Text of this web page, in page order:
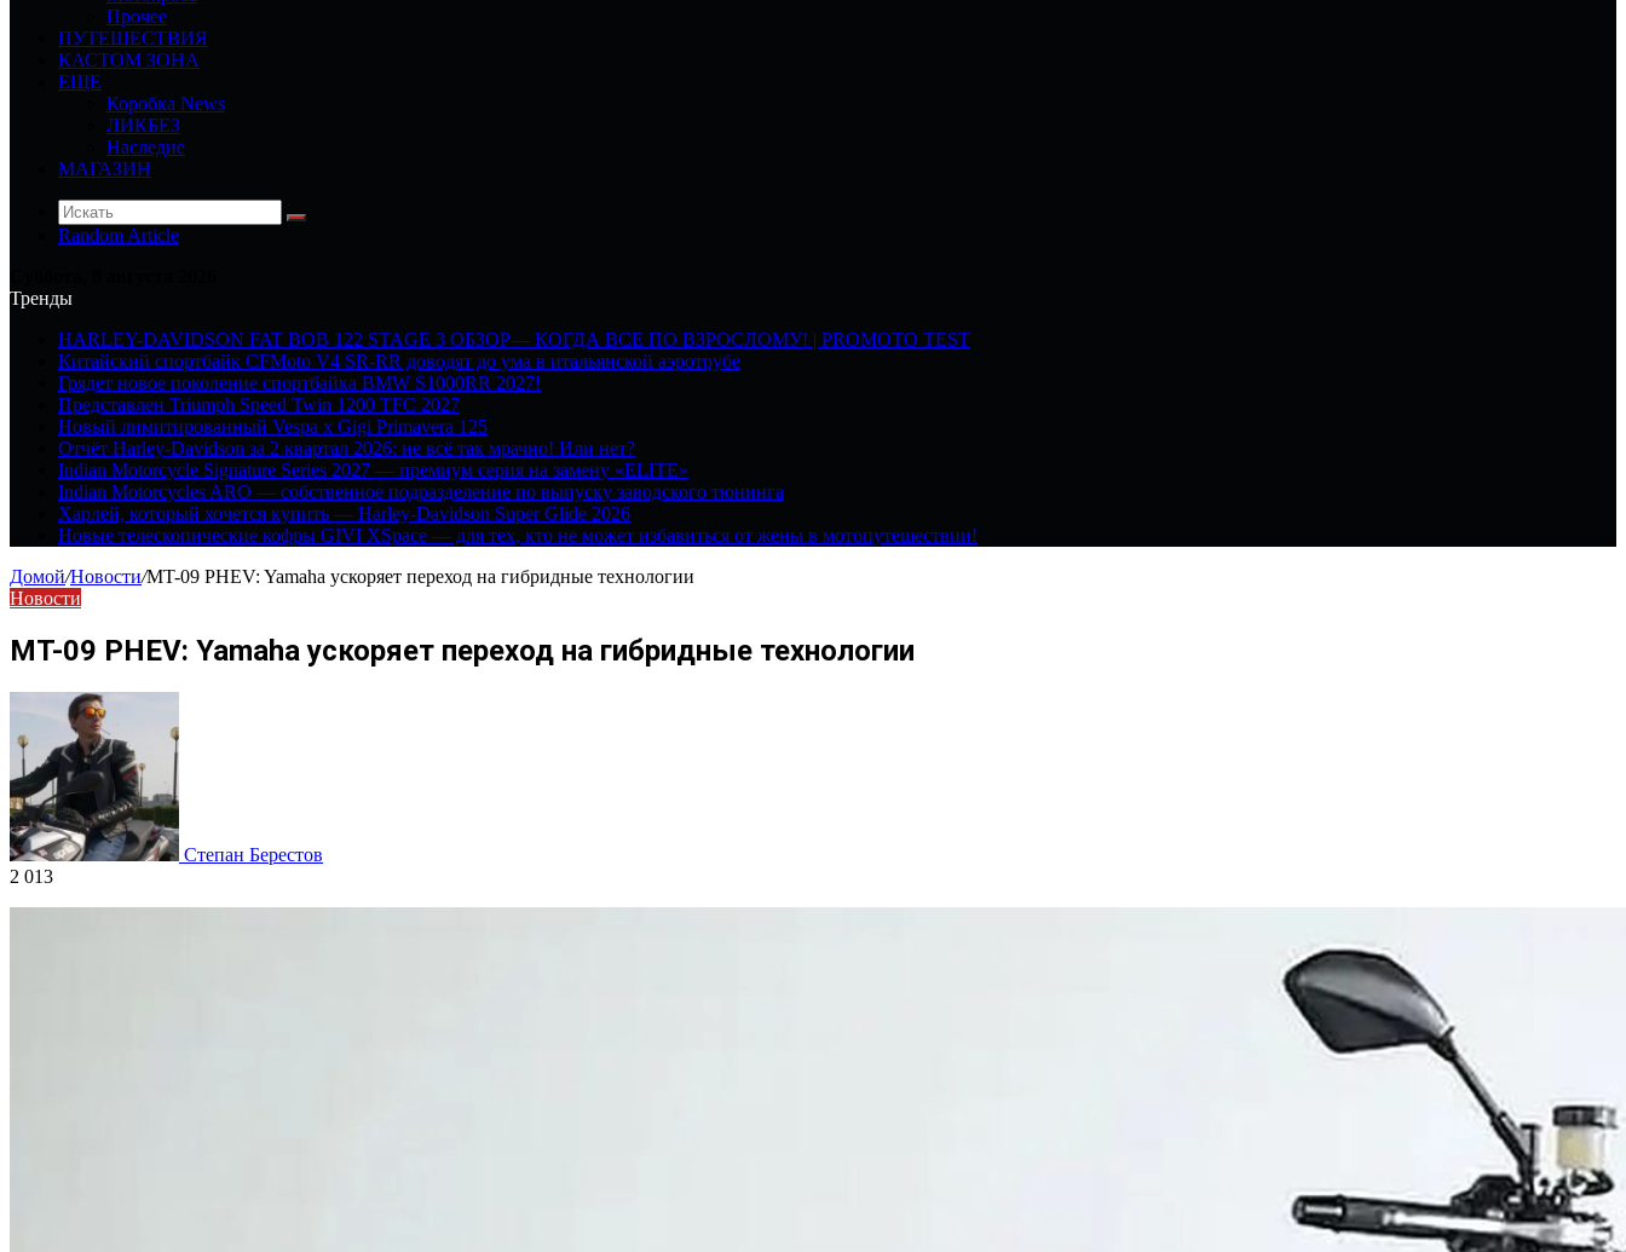
Прочее
ПУТЕШЕСТВИЯ
КАСТОМ ЗОНА
ЕЩЕ
Коробка News
ЛИКБЕЗ
Наследие
МАГАЗИН
Random Article
Тренды
HARLEY-DAVIDSON FAT BOB 122 STAGE 3 ОБЗОР— КОГДА ВСЕ ПО ВЗРОСЛОМУ! | PROMOTO TEST
Китайский спортбайк CFMoto V4 SR-RR доводят до ума в итальянской аэротрубе
Грядет новое поколение спортбайка BMW S1000RR 2027!
Представлен Triumph Speed Twin 1200 TFC 2027
Новый лимитированный Vespa x Gigi Primavera 125
Отчёт Harley-Davidson за 2 квартал 2026: не всё так мрачно! Или нет?
Indian Motorcycle Signature Series 2027 — премиум серия на замену «ELITE»
Indian Motorcycles ARO — собственное подразделение по выпуску заводского тюнинга
Харлей, который хочется купить — Harley-Davidson Super Glide 2026
Новые телескопические кофры GIVI XSpace — для тех, кто не может избавиться от жены в мотопутешествии!
Домой/Новости/MT-09 PHEV: Yamaha ускоряет переход на гибридные технологии
Новости
MT-09 PHEV: Yamaha ускоряет переход на гибридные технологии
Степан Берестов
2 013